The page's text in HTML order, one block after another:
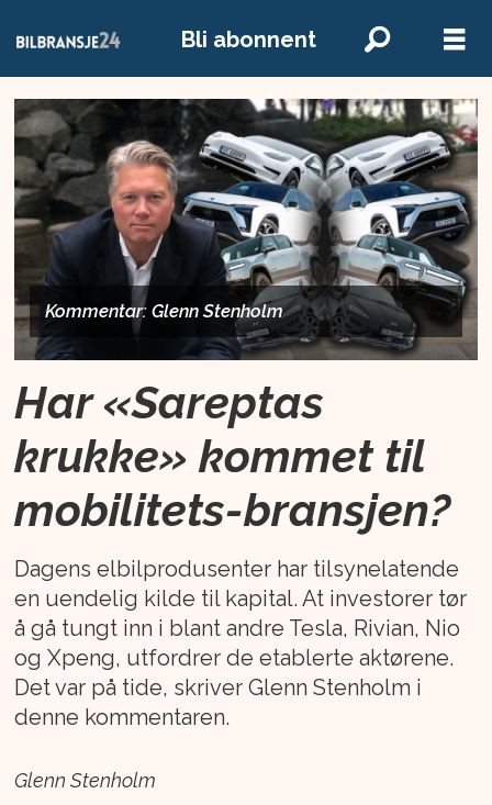
Bli abonnent
Kommentar: Glenn Stenholm
Har «Sareptas
krukke» kommet til
mobilitets-bransjen?
Dagens elbilprodusenter har tilsynelatende
en uendelig kilde til kapital. At investorer tør
å gå tungt inn i blant andre Tesla, Rivian, Nio
og Xpeng, utfordrer de etablerte aktørene.
Det var på tide, skriver Glenn Stenholm i
denne kommentaren.
Glenn Stenholm